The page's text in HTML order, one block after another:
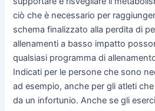
ciò che è necessario per
schema finalizzato alla perdita di
allenamenti a basso impatto
qualsiasi programma di
Indicati per le persone che sono
ad esempio, anche per gli atleti
da un infortunio. Anche se gli